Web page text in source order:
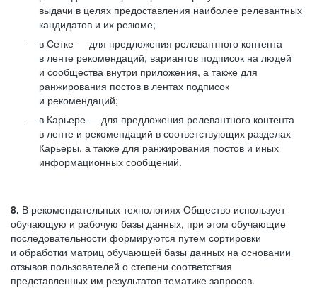
выдачи в целях предоставления наиболее релевантных
кандидатов и их резюме;
в Сетке — для предложения релевантного контента
в ленте рекомендаций, вариантов подписок на людей
и сообщества внутри приложения, а также для
ранжирования постов в лентах подписок
и рекомендаций;
в Карьере — для предложения релевантного контента
в ленте и рекомендаций в соответствующих разделах
Карьеры, а также для ранжирования постов и иных
информационных сообщений.
8. В рекомендательных технологиях Общество использует
обучающую и рабочую базы данных, при этом обучающие
последовательности формируются путем сортировки
и обработки матриц обучающей базы данных на основании
отзывов пользователей о степени соответствия
представленных им результатов тематике запросов.